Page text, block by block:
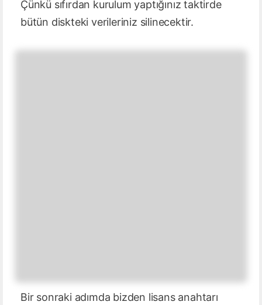
Çünkü sıfırdan kurulum yaptığınız taktirde
bütün diskteki verileriniz silinecektir.
Bir sonraki adımda bizden lisans anahtarı